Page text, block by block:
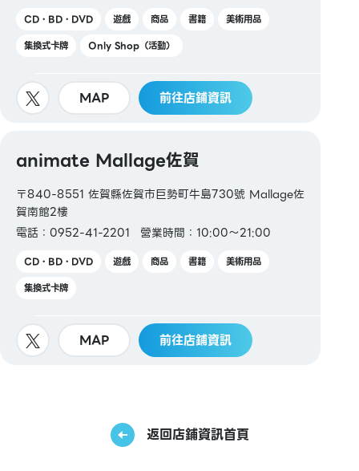
CD・BD・DVD 遊戲 商品 書籍
美術用品
集換式卡牌
Only Shop（活動）
MAP 前往店鋪資訊
animate Mallage佐賀
〒840-8551 佐賀縣佐賀市巨勢町牛島730號 Mallage佐
賀南館2樓
電話：0952-41-2201
營業時間：10:00～21:00
CD・BD・DVD 遊戲 商品 書籍
美術用品
集換式卡牌
MAP 前往店鋪資訊
返回店鋪資訊首頁